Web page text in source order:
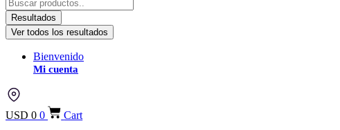
Resultados
Ver todos los resultados
Bienvenido
Mi cuenta
USD 0 0
Cart